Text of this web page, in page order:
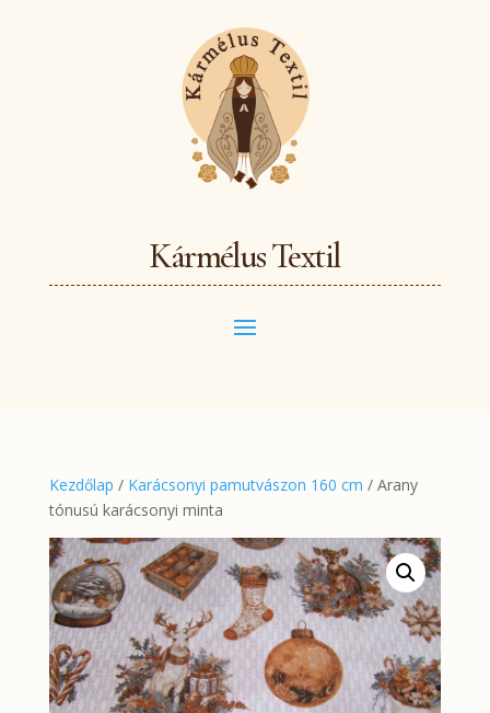
Kármélus Textil
Kezdőlap / Karácsonyi pamutvászon 160 cm / Arany
tónusú karácsonyi minta